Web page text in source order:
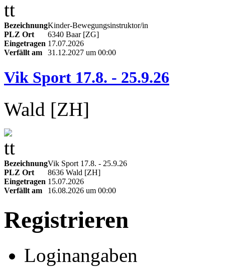
BezeichnungKinder‑Bewegungsinstruktor/in
PLZ Ort
6340 Baar [ZG]
Eingetragen 17.07.2026
Verfällt am
31.12.2027 um 00:00
Vik Sport 17.8. - 25.9.26
Wald [ZH]
BezeichnungVik Sport 17.8. - 25.9.26
PLZ Ort
8636 Wald [ZH]
Eingetragen 15.07.2026
Verfällt am
16.08.2026 um 00:00
Registrieren
Loginangaben